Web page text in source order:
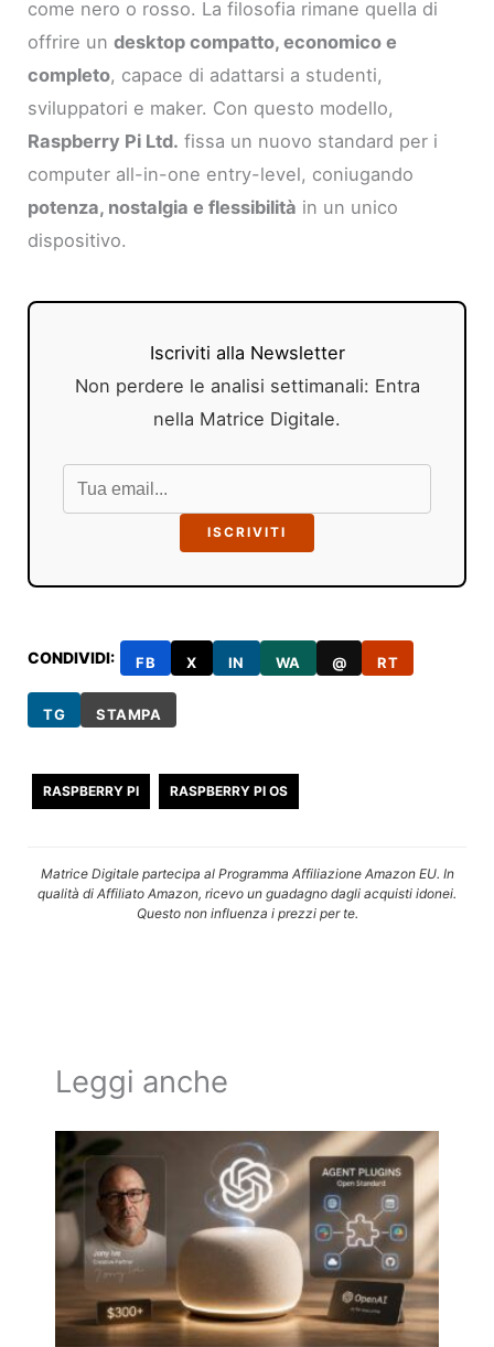
come nero o rosso. La filosofia rimane quella di
offrire undesktop compatto, economico e
completo, capace di adattarsi a studenti,
sviluppatori e maker. Con questo modello,
Raspberry Pi Ltd. fissa un nuovo standard per i
computer all-in-one entry-level, coniugando
potenza, nostalgia e flessibilità in un unico
dispositivo.
Iscriviti alla Newsletter
Non perdere le analisi settimanali: Entra
nella Matrice Digitale.
ISCRIVITI
CONDIVIDI: FB X IN WA @ RT
TG STAMPA
RASPBERRY PI RASPBERRY PI OS
Matrice Digitale partecipa al Programma Affiliazione Amazon EU. In
qualità di Affiliato Amazon, ricevo un guadagno dagli acquisti idonei.
Questo non influenza i prezzi per te.
Leggi anche